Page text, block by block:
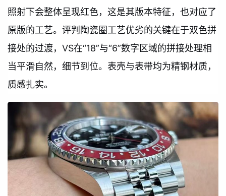
照射下会整体呈现红色，这是其版本特征，也对应了
原版的工艺。评判陶瓷圈工艺优劣的关键在于双色拼
接处的过渡，VS在“18”与“6”数字区域的拼接处理相
当平滑自然，细节到位。表壳与表带均为精钢材质，
质感扎实。